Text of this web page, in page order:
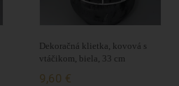
Dekoračná klietka, kovová s
vtáčikom, biela, 33 cm
9,60 €